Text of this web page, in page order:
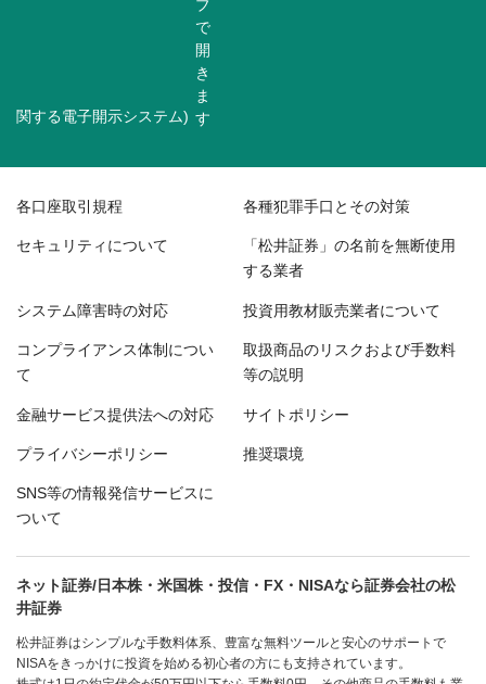
関する電子開示システム)
各口座取引規程 各種犯罪手口とその対策
セキュリティについて 「松井証券」の名前を無断使用
する業者
システム障害時の対応 投資用教材販売業者について
コンプライアンス体制につい
て
取扱商品のリスクおよび手数料
等の説明
金融サービス提供法への対応 サイトポリシー
プライバシーポリシー 推奨環境
SNS等の情報発信サービスに
ついて
ネット証券/日本株・米国株・投信・FX・NISAなら証券会社の松
井証券
松井証券はシンプルな手数料体系、豊富な無料ツールと安心のサポートで
NISAをきっかけに投資を始める初心者の方にも支持されています。